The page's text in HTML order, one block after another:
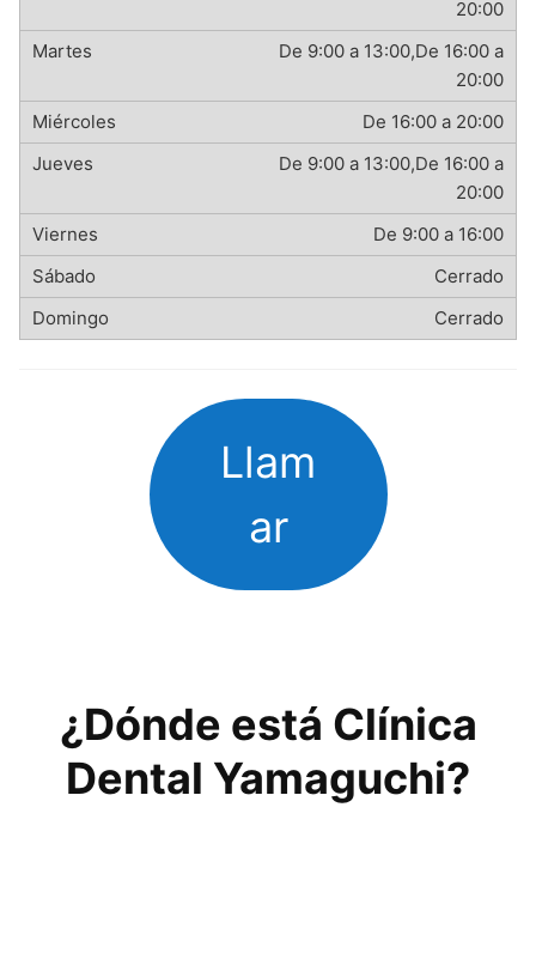
20:00
De 9:00 a 13:00,De 16:00 a
20:00
De 16:00 a 20:00
De 9:00 a 13:00,De 16:00 a
20:00
De 9:00 a 16:00
Cerrado
Cerrado
Llam
ar
¿Dónde está Clínica
Dental Yamaguchi?